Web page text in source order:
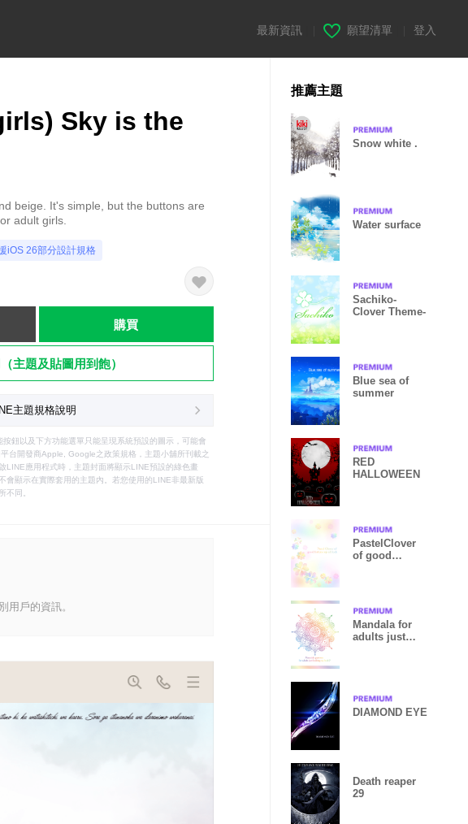
最新資訊 願望清單 登入
Sky is the
beige. It's simple, but the buttons are
adult girls.
iOS 26部分設計規格
購買
主題及貼圖用到飽）
主題規格說明
鈕以及下方功能選單只能呈現系統預設的圖示，可能會
台開發商Apple, Google之政策規格，主題小舖所刊載之
LINE應用程式時，主題封面將顯示LINE預設的綠色畫
會顯示在實際套用的主題內。若您使用的LINE非最新版
不同。
用戶的資訊。
推薦主題
Snow white .
Water surface
Sachiko-
Clover Theme-
Blue sea of
summer
RED
HALLOWEEN
PastelClover
of good
Mandala for
adults just
DIAMOND EYE
Death reaper
29